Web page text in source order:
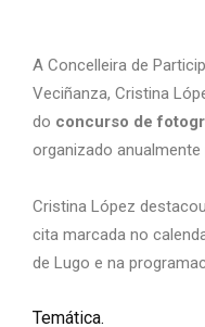
A Concelleira de
Veciñanza, Cristina
do concurso de
organizado
Cristina López
cita marcada no
de Lugo e na
Temática.